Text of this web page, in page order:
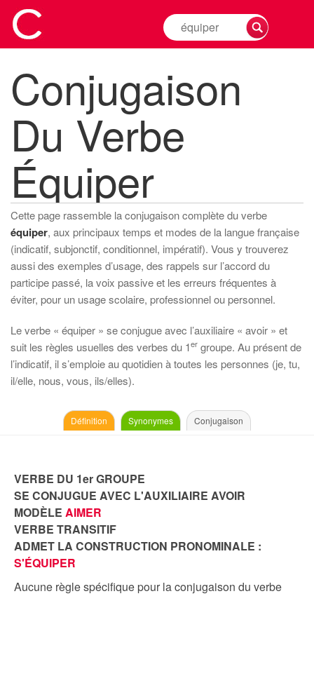
Rechercher
la
d'un
verbe
Conjugaison
Du Verbe
Équiper
Cette page rassemble la conjugaison complète du verbe
équiper, aux principaux temps et modes de la langue française
(indicatif, subjonctif, conditionnel, impératif). Vous y trouverez
aussi des exemples d’usage, des rappels sur l’accord du
participe passé, la voix passive et les erreurs fréquentes à
éviter, pour un usage scolaire, professionnel ou personnel.
Le verbe « équiper » se conjugue avec l’auxiliaire « avoir » et
suit les règles usuelles des verbes du 1er groupe. Au présent de
l’indicatif, il s’emploie au quotidien à toutes les personnes (je, tu,
il/elle, nous, vous, ils/elles).
Définition Synonymes Conjugaison
VERBE DU 1er GROUPE
SE CONJUGUE AVEC L'AUXILIAIRE AVOIR
MODÈLE AIMER
VERBE TRANSITIF
ADMET LA CONSTRUCTION PRONOMINALE :
S'ÉQUIPER
Aucune règle spécifique pour la conjugaison du verbe